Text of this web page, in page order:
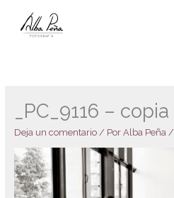
contenido
_PC_9116 – copia
Deja un comentario / Por Alba Peña /